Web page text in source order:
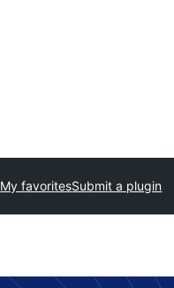
Submit a plugin
My favorites